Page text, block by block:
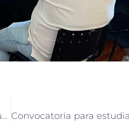
Inscripción abierta para la Escuela Municipal de Ciclismo